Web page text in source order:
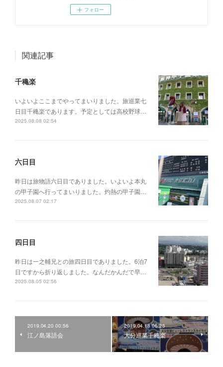
フォロー
関連記事
千穐楽
いよいよここまでやってまいりました。旅巡業七
日目千穐楽であります。予定としては高校野球…
2025.08.08 02:54
六日目
昨日は旅物語六日目でありました。いよいよ本丸
の甲子園へ行ってまいりました。灼熱の甲子園…
2025.08.07 02:17
四日目
昨日は一之輔兄との旅四日目でありました。6泊7
日ですから折り返しました。なんだかんだで早…
2025.08.05 02:56
2019.04.20 00:56
江ノ島落語会
2019.04.18 06:25
大分巡業千穐楽